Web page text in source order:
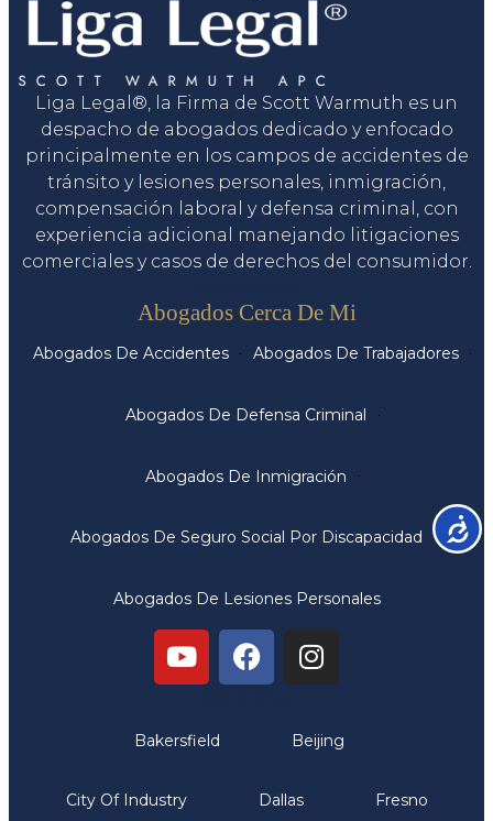
Liga Legal®, la Firma de Scott Warmuth es un
despacho de abogados dedicado y enfocado
principalmente en los campos de accidentes de
tránsito y lesiones personales, inmigración,
compensación laboral y defensa criminal, con
experiencia adicional manejando litigaciones
comerciales y casos de derechos del consumidor.
Abogados Cerca De Mi
Abogados De Accidentes Abogados De Trabajadores
Abogados De Defensa Criminal
Abogados De Inmigración
Abogados De Seguro Social Por Discapacidad
Abogados De Lesiones Personales
Bakersfield Beijing
City Of Industry Dallas Fresno